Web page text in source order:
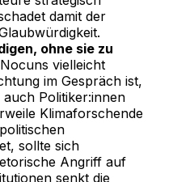
damit der
ohne sie zu
Nocuns vielleicht
im Gespräch ist,
Politiker:innen
Klimaforschende
sollte sich
Angriff auf
senkt die